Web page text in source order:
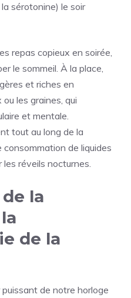
sérotonine) le soir
repas copieux en soirée,
le sommeil. À la place,
et riches en
les graines, qui
et mentale.
tout au long de la
de liquides
réveils nocturnes.
la
de la
de notre horloge